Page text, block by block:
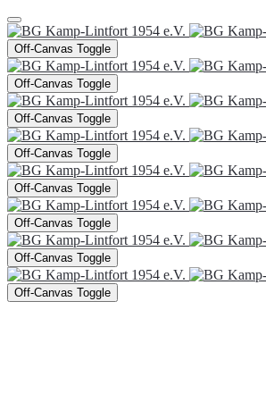
Off-Canvas Toggle
Off-Canvas Toggle
Off-Canvas Toggle
Off-Canvas Toggle
Off-Canvas Toggle
Off-Canvas Toggle
Off-Canvas Toggle
Off-Canvas Toggle